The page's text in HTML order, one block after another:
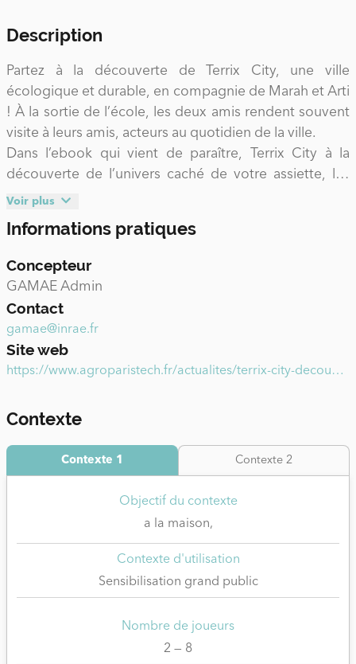
Description
Partez à la découverte de Terrix City, une ville
écologique et durable, en compagnie de Marah et Arti
! À la sortie de l’école, les deux amis rendent souvent
visite à leurs amis, acteurs au quotidien de la ville.
Dans l’ebook qui vient de paraître, Terrix City à la
découverte de l’univers caché de votre assiette, les
enfants de 6 à 12 ans découvrent en s’amusant les
alimentaire durable.
Voir plus
Informations pratiques
Concepteur
GAMAE Admin
Contact
gamae@inrae.fr
Site web
https://www.agroparistech.fr/actualites/terrix-city-decouverte-face-cachee-votre-assiette
Contexte
Contexte 1 Contexte 2
Objectif du contexte
a la maison,
Contexte d'utilisation
Sensibilisation grand public
Nombre de joueurs
2 — 8